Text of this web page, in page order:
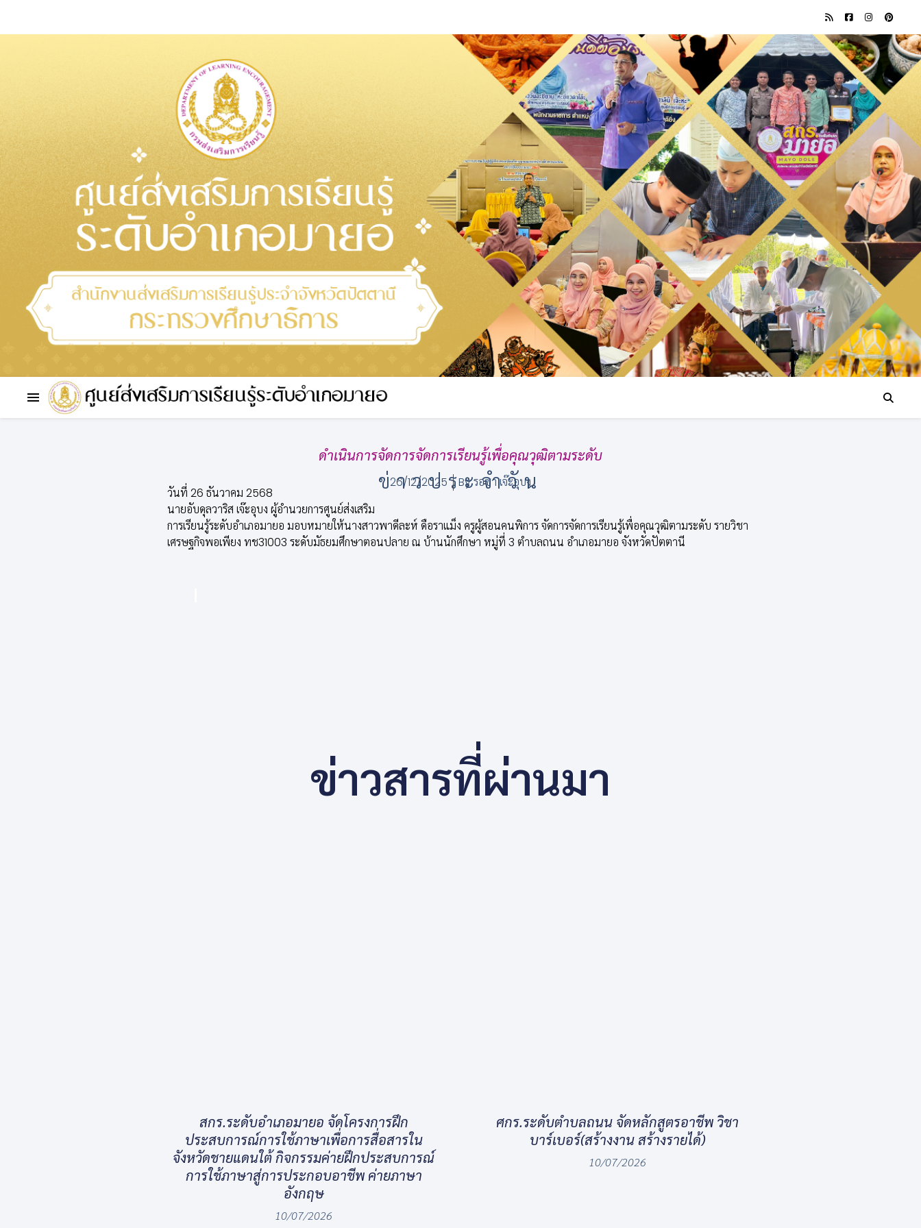
ข่าวประจำวัน
ดำเนินการจัดการจัดการเรียนรู้เพื่อคุณวุฒิตามระดับ
26/12/2025 Byรอซา เจ๊ะอุบง
วันที่ 26 ธันวาคม 2568
นายอับดุลวาริส เจ๊ะอุบง ผู้อำนวยการศูนย์ส่งเสริม
การเรียนรู้ระดับอำเภอมายอ มอบหมายให้นางสาวพาดีละห์ ดือราแม็ง ครูผู้สอนคนพิการ จัดการจัดการเรียนรู้เพื่อคุณวุฒิตามระดับ รายวิชา
เศรษฐกิจพอเพียง ทช31003 ระดับมัธยมศึกษาตอนปลาย ณ บ้านนักศึกษา หมู่ที่ 3 ตำบลถนน อำเภอมายอ จังหวัดปัตตานี
ข่าวสารที่ผ่านมา
สกร.ระดับอำเภอมายอ จัดโครงการฝึก
ประสบการณ์การใช้ภาษาเพื่อการสื่อสารใน
จังหวัดชายแดนใต้ กิจกรรมค่ายฝึกประสบการณ์
การใช้ภาษาสู่การประกอบอาชีพ ค่ายภาษา
อังกฤษ
10/07/2026
ศกร.ระดับตำบลถนน จัดหลักสูตรอาชีพ วิชา
บาร์เบอร์(สร้างงาน สร้างรายได้)
10/07/2026